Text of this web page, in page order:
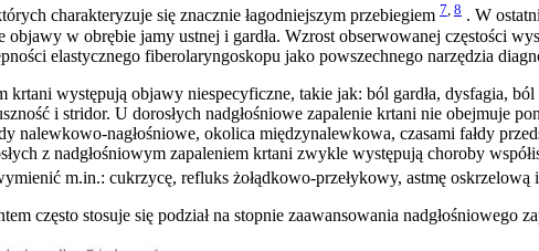
charakteryzuje się znacznie łagodniejszym przebiegiem 7, 8 . W
objawy w obrębie jamy ustnej i gardła. Wzrost obserwowanej częstości
elastycznego fiberolaryngoskopu jako powszechnego narzędzia
krtani występują objawy niespecyficzne, takie jak: ból gardła, dysfagia,
i stridor. U dorosłych nadgłośniowe zapalenie krtani nie obejmuje
nalewkowo-nagłośniowe, okolica międzynalewkowa, czasami fałdy
z nadgłośniowym zapaleniem krtani zwykle występują choroby
m.in.: cukrzycę, refluks żołądkowo-przełykowy, astmę oskrzelową
często stosuje się podział na stopnie zaawansowania nadgłośniowego